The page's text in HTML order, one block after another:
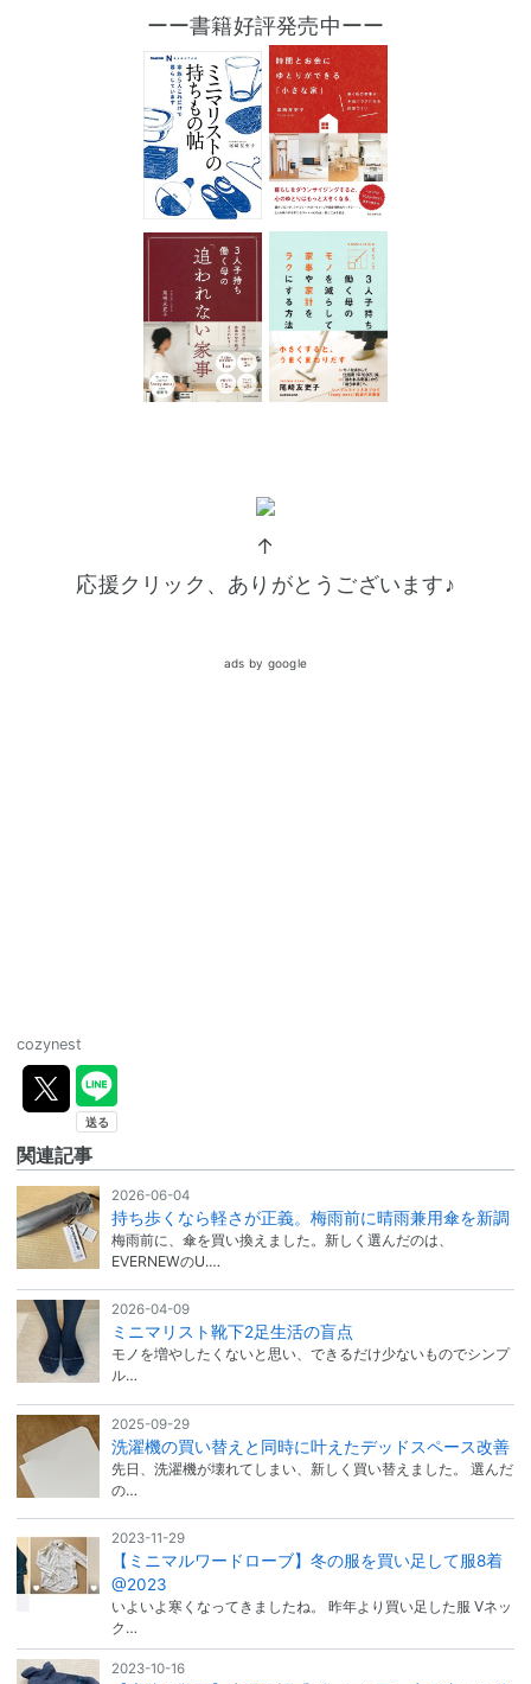
ーー書籍好評発売中ーー
↑
応援クリック、ありがとうございます♪
ads by google
cozynest
関連記事
2026-06-04
持ち歩くなら軽さが正義。梅雨前に晴雨兼用傘を新調
梅雨前に、傘を買い換えました。新しく選んだのは、
EVERNEWのU.…
2026-04-09
ミニマリスト靴下2足生活の盲点
モノを増やしたくないと思い、できるだけ少ないものでシンプ
ル…
2025-09-29
洗濯機の買い替えと同時に叶えたデッドスペース改善
先日、洗濯機が壊れてしまい、新しく買い替えました。 選んだ
の…
2023-11-29
【ミニマルワードローブ】冬の服を買い足して服8着
@2023
いよいよ寒くなってきましたね。 昨年より買い足した服 Vネッ
ク…
2023-10-16